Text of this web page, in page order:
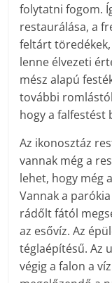
folytatni fogom.
restaurálása, a
feltárt
lenne élvezeti
mész alapú
további
hogy a falfestést
Az ikonosztáz
vannak még a
lehet, hogy még
Vannak a
rádőlt fától
az esővíz. Az
téglaépítésű. Az
végig a falon a